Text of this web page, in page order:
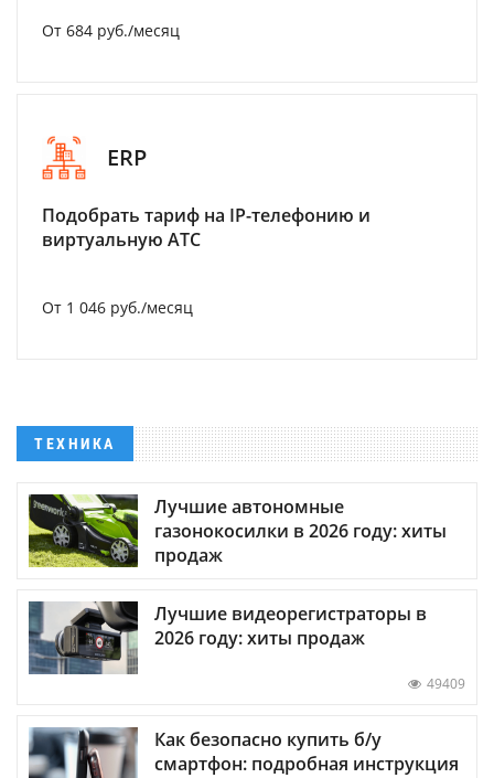
От 684 руб./месяц
ERP
Подобрать тариф на IP-телефонию и
виртуальную АТС
От 1 046 руб./месяц
ТЕХНИКА
Лучшие автономные
газонокосилки в 2026 году: хиты
продаж
Лучшие видеорегистраторы в
2026 году: хиты продаж
49409
Как безопасно купить б/у
смартфон: подробная инструкция